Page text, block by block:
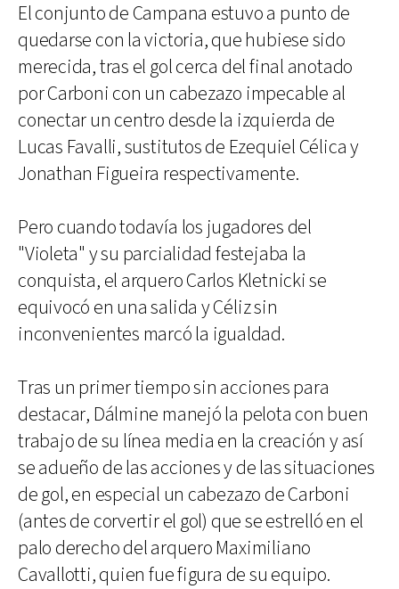
El conjunto de Campana estuvo a punto de
quedarse con la victoria, que hubiese sido
merecida, tras el gol cerca del final anotado
por Carboni con un cabezazo impecable al
conectar un centro desde la izquierda de
Lucas Favalli, sustitutos de Ezequiel Célica y
Jonathan Figueira respectivamente.
Pero cuando todavía los jugadores del
"Violeta" y su parcialidad festejaba la
conquista, el arquero Carlos Kletnicki se
equivocó en una salida y Céliz sin
inconvenientes marcó la igualdad.
Tras un primer tiempo sin acciones para
destacar, Dálmine manejó la pelota con buen
trabajo de su línea media en la creación y así
se adueño de las acciones y de las situaciones
de gol, en especial un cabezazo de Carboni
(antes de corvertir el gol) que se estrelló en el
palo derecho del arquero Maximiliano
Cavallotti, quien fue figura de su equipo.